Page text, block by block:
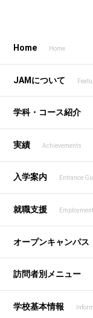
Home Home
JAMについて
学科・コース紹介
実績 Achievements
入学案内 Entrance
就職支援 Employment
オープンキャンパス
訪問者別メニュー
学校基本情報